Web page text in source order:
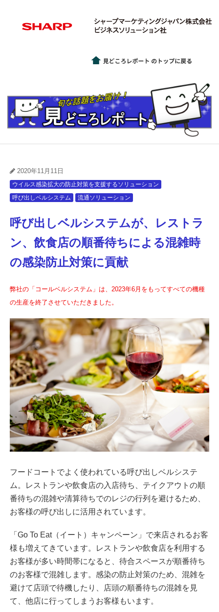
2020年11月11日
ウイルス感染拡大の防止対策を支援するソリューション
呼び出しベルシステム
流通ソリューション
呼び出しベルシステムが、レストラ
ン、飲食店の順番待ちによる混雑時
の感染防止対策に貢献
弊社の「コールベルシステム」は、2023年6月をもってすべての機種
の生産を終了させていただきました。
フードコートでよく使われている呼び出しベルシステ
ム。レストランや飲食店の入店待ち、テイクアウトの順
番待ちの混雑や清算待ちでのレジの行列を避けるため、
お客様の呼び出しに活用されています。
「Go To Eat（イート）キャンペーン」で来店されるお客
様も増えてきています。レストランや飲食店を利用する
お客様が多い時間帯になると、待合スペースが順番待ち
のお客様で混雑します。感染の防止対策のため、混雑を
避けて店頭で待機したり、店頭の順番待ちの混雑を見
て、他店に行ってしまうお客様もいます。